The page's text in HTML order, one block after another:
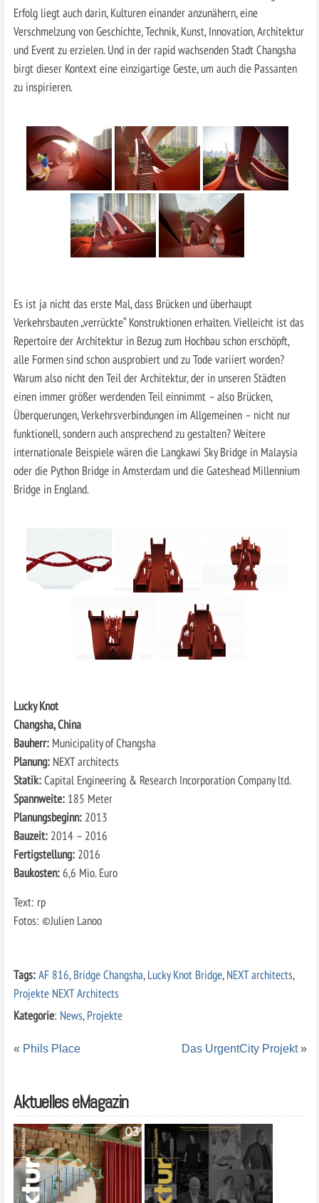
Erfolg liegt auch darin, Kulturen einander anzunähern, eine
Verschmelzung von Geschichte, Technik, Kunst, Innovation, Architektur
und Event zu erzielen. Und in der rapid wachsenden Stadt Changsha
birgt dieser Kontext eine einzigartige Geste, um auch die Passanten
zu inspirieren.
Es ist ja nicht das erste Mal, dass Brücken und überhaupt
Verkehrsbauten „verrückte“ Konstruktionen erhalten. Vielleicht ist das
Repertoire der Architektur in Bezug zum Hochbau schon erschöpft,
alle Formen sind schon ausprobiert und zu Tode variiert worden?
Warum also nicht den Teil der Architektur, der in unseren Städten
einen immer größer werdenden Teil einnimmt – also Brücken,
Überquerungen, Verkehrsverbindungen im Allgemeinen – nicht nur
funktionell, sondern auch ansprechend zu gestalten? Weitere
internationale Beispiele wären die Langkawi Sky Bridge in Malaysia
oder die Python Bridge in Amsterdam und die Gateshead Millennium
Bridge in England.
Lucky Knot
Changsha, China
Bauherr:Municipality of Changsha
Planung:NEXT architects
Statik:Capital Engineering & Research Incorporation Company ltd.
Spannweite:185 Meter
Planungsbeginn:2013
Bauzeit:2014 – 2016
Fertigstellung:2016
Baukosten:6,6 Mio. Euro
Text: rp
Fotos: ©Julien Lanoo
Tags:AF 816,Bridge Changsha,Lucky Knot Bridge,NEXT architects,
Projekte NEXT Architects
Kategorie: News,Projekte
« Phils Place Das UrgentCity Projekt»
Aktuelles eMagazin